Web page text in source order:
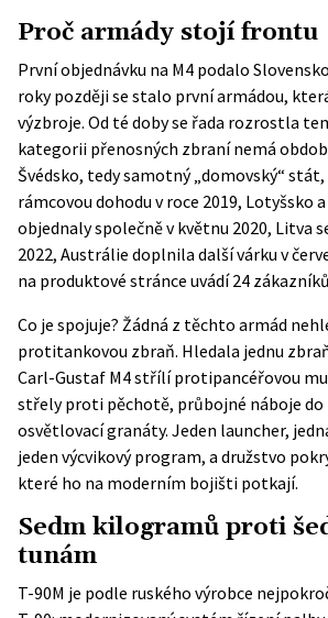
Proč armády stojí frontu
První objednávku na M4 podalo
roky později se stalo první armádou,
výzbroje. Od té doby se řada rozrostla
kategorii přenosných zbraní nemá
Švédsko, tedy samotný „domovský“
rámcovou dohodu v roce 2019, Lotyšsko
objednaly společně v květnu 2020, Litva
2022, Austrálie doplnila další várku v
na produktové stránce uvádí 24
Co je spojuje? Žádná z těchto armád
protitankovou zbraň. Hledala jednu
Carl-Gustaf M4 střílí protipancéřovou
střely proti pěchotě, průbojné náboje do
osvětlovací granáty. Jeden launcher,
jeden výcvikový program, a družstvo
které ho na moderním bojišti potkají.
Sedm kilogramů proti
tunám
T-90M je podle ruského výrobce